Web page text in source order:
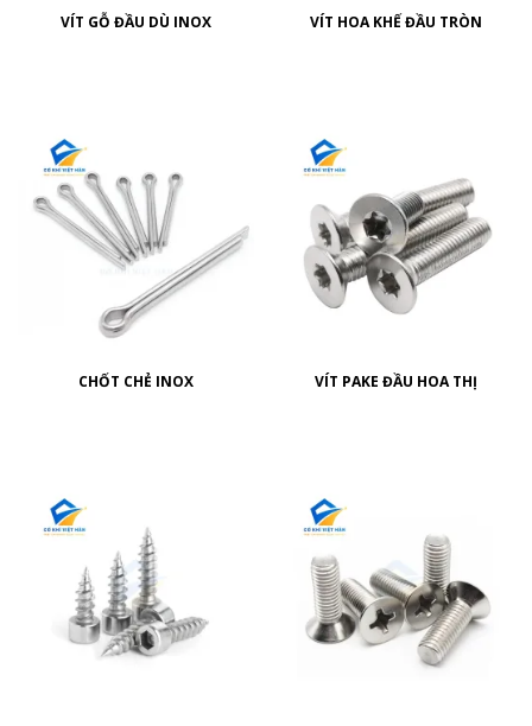
VÍT GỖ ĐẦU DÙ INOX VÍT HOA KHẾ ĐẦU TRÒN
CHỐT CHẺ INOX VÍT PAKE ĐẦU HOA THỊ